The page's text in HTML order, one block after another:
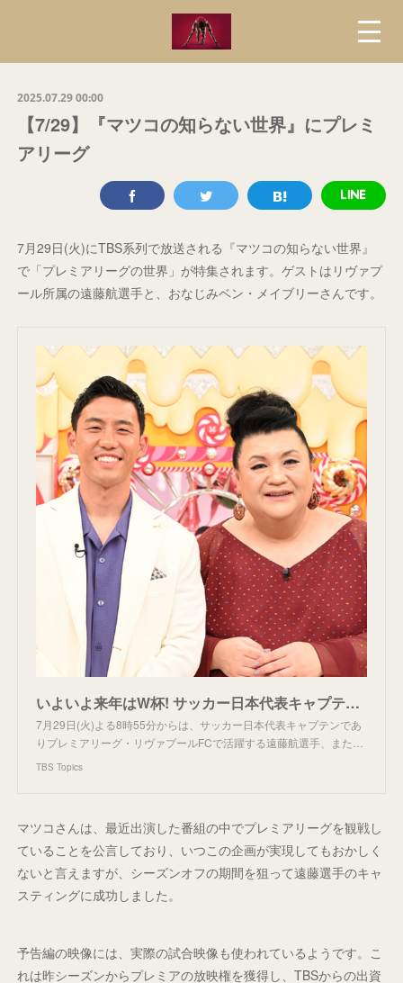
2025.07.29 00:00
【7/29】『マツコの知らない世界』にプレミ
アリーグ
7月29日(火)にTBS系列で放送される『マツコの知らない世界』
で「プレミアリーグの世界」が特集されます。ゲストはリヴァプ
ール所属の遠藤航選手と、おなじみベン・メイブリーさんです。
いよいよ来年はW杯! サッカー日本代表キャプテン遠藤航選手が登場!『マツコの知らない世界』｜TBSテレビ
7月29日(火)よる8時55分からは、サッカー日本代表キャプテンであ
りプレミアリーグ・リヴァプールFCで活躍する遠藤航選手、また…
TBS Topics
マツコさんは、最近出演した番組の中でプレミアリーグを観戦し
ていることを公言しており、いつこの企画が実現してもおかしく
ないと言えますが、シーズンオフの期間を狙って遠藤選手のキャ
スティングに成功しました。
予告編の映像には、実際の試合映像も使われているようです。こ
れは昨シーズンからプレミアの放映権を獲得し、TBSからの出資